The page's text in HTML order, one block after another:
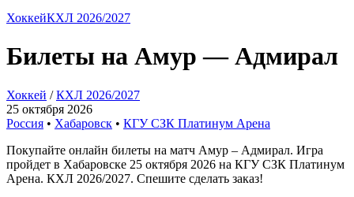
ХоккейКХЛ 2026/2027
Билеты на Амур — Адмирал
Хоккей /КХЛ 2026/2027
25 октября 2026
Россия • Хабаровск • КГУ СЗК Платинум Арена
Покупайте онлайн билеты на матч Амур – Адмирал. Игра
пройдет в Хабаровске 25 октября 2026 на КГУ СЗК Платинум
Арена. КХЛ 2026/2027. Спешите сделать заказ!